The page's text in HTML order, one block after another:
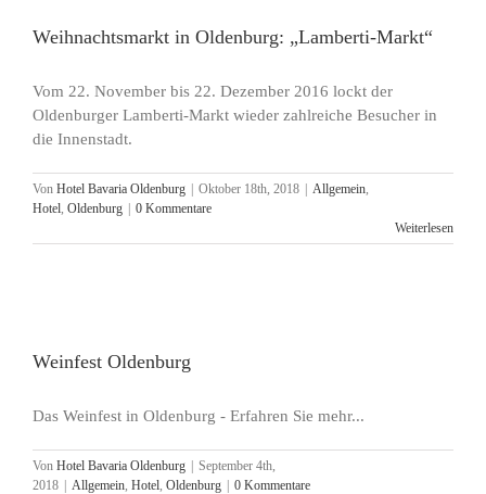
Weihnachtsmarkt in Oldenburg: „Lamberti-Markt“
Vom 22. November bis 22. Dezember 2016 lockt der
Oldenburger Lamberti-Markt wieder zahlreiche Besucher in
die Innenstadt.
Von Hotel Bavaria Oldenburg Oktober 18th, 2018 Allgemein,
Hotel, Oldenburg
0 Kommentare
Weiterlesen
Weinfest Oldenburg
Das Weinfest in Oldenburg - Erfahren Sie mehr...
Von Hotel Bavaria Oldenburg
September 4th,
2018
Allgemein, Hotel, Oldenburg
0 Kommentare